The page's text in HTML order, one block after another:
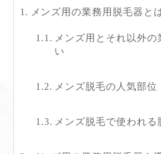
メンズ用の業務用脱毛器と
メンズ用とそれ以外の
い
メンズ脱毛の人気部位
メンズ脱毛で使われる